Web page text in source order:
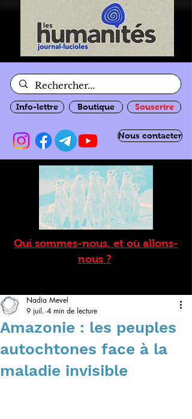
Info-lettre Boutique Souscrire
Nous contacter
Qui sommes-nous, et où allons-
nous ?
Amazonie : les peuples
autochtones face à la
maladie invisible
Nadia Mevel
9 juil. 4 min de lecture